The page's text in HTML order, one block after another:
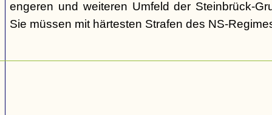
engeren und weiteren Umfeld der Steinbrück-
Sie müssen mit härtesten Strafen des NS-